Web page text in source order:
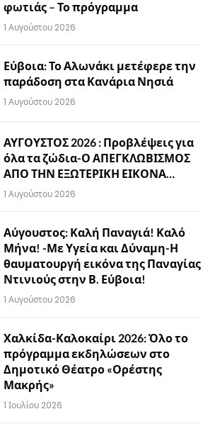
φωτιάς – Το πρόγραμμα
1 Αυγούστου 2026
Εύβοια: Το Αλωνάκι μετέφερε την
παράδοση στα Κανάρια Νησιά
1 Αυγούστου 2026
ΑΥΓΟΥΣΤΟΣ 2026 : Προβλέψεις για
όλα τα ζώδια-Ο ΑΠΕΓΚΛΩΒΙΣΜΟΣ
ΑΠΟ ΤΗΝ ΕΞΩΤΕΡΙΚΗ ΕΙΚΟΝΑ…
1 Αυγούστου 2026
Αύγουστος: Καλή Παναγιά! Καλό
Μήνα! -Με Υγεία και Δύναμη-Η
θαυματουργή εικόνα της Παναγίας
Ντινιούς στην Β. Εύβοια!
1 Αυγούστου 2026
Χαλκίδα-Καλοκαίρι 2026: Όλο το
πρόγραμμα εκδηλώσεων στο
Δημοτικό Θέατρο «Ορέστης
Μακρής»
1 Ιουλίου 2026